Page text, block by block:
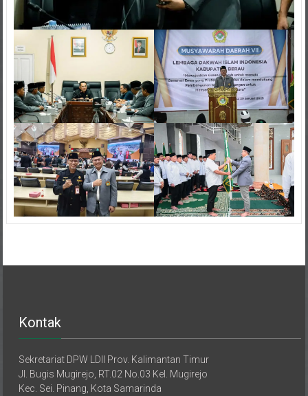
Jl. Bugis Mugirejo, RT.02 No.03 Kel. Mugirejo
Kec. Sei. Pinang, Kota Samarinda
Provinsi Kalimantan Timur